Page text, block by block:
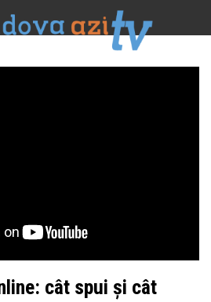
cât spui și cât